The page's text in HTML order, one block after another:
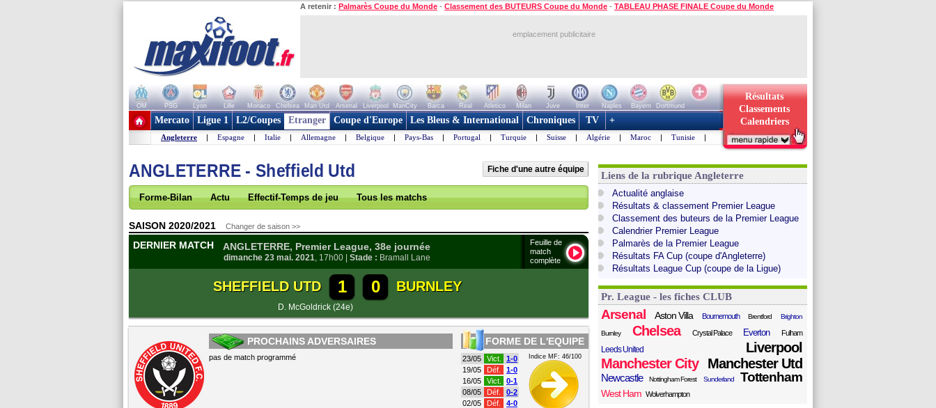
A retenir : Palmarès Coupe du Monde - Classement des BUTEURS Coupe du Monde - TABLEAU PHASE FINALE Coupe du Monde
emplacement publicitaire
OM PSG Lyon Lille Monaco Chelsea Man Utd Arsenal Liverpool ManCity Barca Real Atletico Milan Juve Inter Naples Bayern
Dortmund
+ de clubs
Résultats
Classements
Calendriers
Mercato Ligue 1 L2/Coupes Etranger Coupe d'Europe Les Bleus & International Chroniques TV +
Angleterre | Espagne | Italie | Allemagne | Belgique | Pays-Bas | Portugal | Turquie | Suisse | Algérie | Maroc | Tunisie |
ANGLETERRE - Sheffield Utd Fiche d'une autre équipe
Forme-Bilan Actu Effectif-Temps de jeu Tous les matchs
SAISON 2020/2021
Changer de saison >>
Feuille de
match
complète
DERNIER MATCH ANGLETERRE, Premier League, 38e journée
dimanche 23 mai. 2021, 17h00 | Stade : Bramall Lane
SHEFFIELD UTD 1 0 BURNLEY
D. McGoldrick (24e)
PROCHAINS ADVERSAIRES
pas de match programmé
FORME DE L'EQUIPE
Indice MF: 46/100
23/05 Vict.
1-0
19/05
Déf.
1-0
16/05
Vict.
0-1
08/05
Déf.
0-2
02/05
Déf. 4-0
Liens de la rubrique Angleterre
Actualité anglaise
Résultats & classement Premier League
Classement des buteurs de la Premier League
Calendrier Premier League
Palmarès de la Premier League
Résultats FA Cup (coupe d'Angleterre)
Résultats League Cup (coupe de la Ligue)
Pr. League - les fiches CLUB
Arsenal Aston Villa Bournemouth Brentford Brighton
Burnley Chelsea Crystal Palace Everton Fulham
Leeds United
Liverpool
Manchester City
Manchester Utd
Newcastle Nottingham Forest Sunderland Tottenham
West Ham Wolverhampton